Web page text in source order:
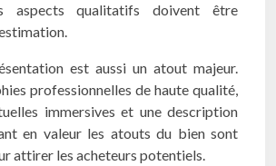
aspects qualitatifs doivent être
est aussi un atout majeur.
professionnelles de haute qualité,
immersives et une description
en valeur les atouts du bien sont
attirer les acheteurs potentiels.